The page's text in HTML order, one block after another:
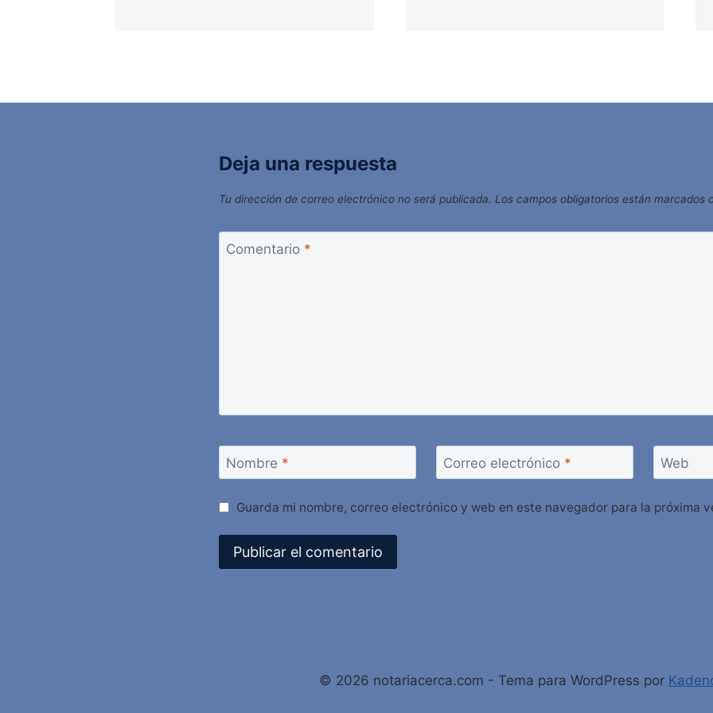
Deja una respuesta
Tu dirección de correo electrónico no será publicada. Los campos obligatorios están marcados
Comentario *
Nombre * Correo electrónico * Web
Guarda mi nombre, correo electrónico y web en este navegador para la próxima
© 2026 notariacerca.com - Tema para WordPress por